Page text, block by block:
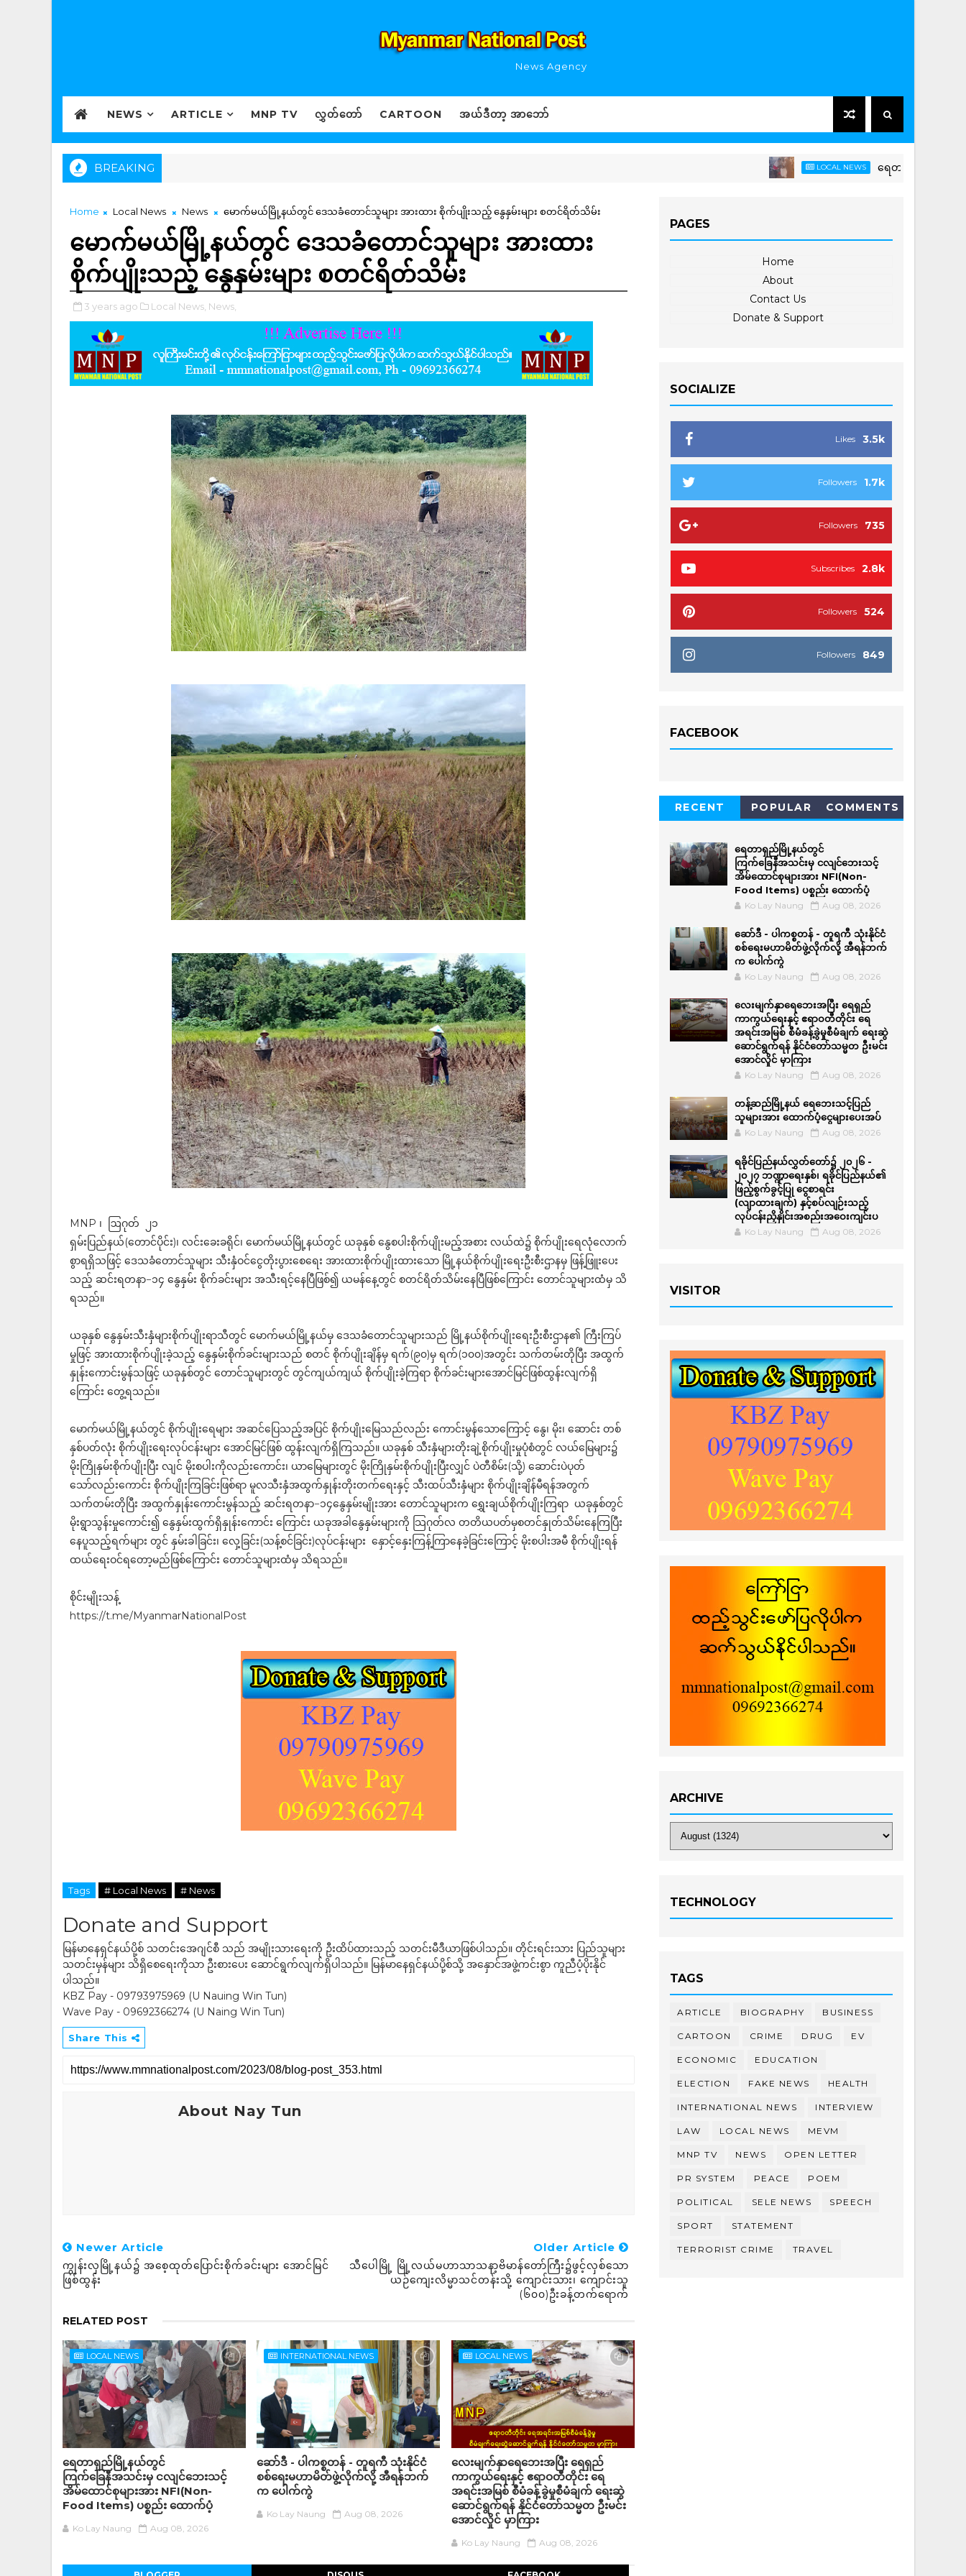
News Agency
NEWS ARTICLE MNP TV လွှတ်တော် CARTOON အယ်ဒီတာ့ အာဘော်
BREAKING LOCAL NEWS ရေတာရှည်မြို့နယ်တွင် ကြက်ခြ
Home Local News News မောက်မယ်မြို့နယ်တွင် ဒေသခံတောင်သူများ အားထား စိုက်ပျိုးသည့် နွေနှမ်းများ စတင်ရိတ်သိမ်း
မောက်မယ်မြို့နယ်တွင် ဒေသခံတောင်သူများ အားထား
စိုက်ပျိုးသည့် နွေနှမ်းများ စတင်ရိတ်သိမ်း
3 years ago Local News, News,
MNP ၊ ဩဂုတ် ၂၁
ရှမ်းပြည်နယ်(တောင်ပိုင်း)၊ လင်းခေးခရိုင်၊ မောက်မယ်မြို့နယ်တွင် ယခုနှစ် နွေစပါးစိုက်ပျိုးမည့်အစား လယ်ထဲ၌ စိုက်ပျိုးရေလုံလောက်
စွာရရှိသဖြင့် ဒေသခံတောင်သူများ သီးနှံဝင်ငွေတိုးပွားစေရေး အားထားစိုက်ပျိုးထားသော မြို့နယ်စိုက်ပျိုးရေးဦးစီးဌာနမှ ဖြန့်ဖြူးပေး
သည့် ဆင်းရတနာ−၁၄ နွေနှမ်း စိုက်ခင်းများ အသီးရင့်နေပြီဖြစ်၍ ယမန်နေ့တွင် စတင်ရိတ်သိမ်းနေပြီဖြစ်ကြောင်း တောင်သူများထံမှ သိ
ရသည်။
ယခုနှစ် နွေနှမ်းသီးနှံများစိုက်ပျိုးရာသီတွင် မောက်မယ်မြို့နယ်မှ ဒေသခံတောင်သူများသည် မြို့နယ်စိုက်ပျိုးရေးဦးစီးဌာန၏ ကြီးကြပ်
မှုဖြင့် အားထားစိုက်ပျိုးခဲ့သည့် နွေနှမ်းစိုက်ခင်းများသည် စတင် စိုက်ပျိုးချိန်မှ ရက်(၉၀)မှ ရက်(၁၀၀)အတွင်း သက်တမ်းတိုပြီး အထွက်
နှုန်းကောင်းမွန်သဖြင့် ယခုနှစ်တွင် တောင်သူများတွင် တွင်ကျယ်ကျယ် စိုက်ပျိုးခဲ့ကြရာ စိုက်ခင်းများအောင်မြင်ဖြစ်ထွန်းလျက်ရှိ
ကြောင်း တွေ့ရသည်။
မောက်မယ်မြို့နယ်တွင် စိုက်ပျိုးရေများ အဆင်ပြေသည့်အပြင် စိုက်ပျိုးမြေသည်လည်း ကောင်းမွန်သောကြောင့် နွေ၊ မိုး၊ ဆောင်း တစ်
နှစ်ပတ်လုံး စိုက်ပျိုးရေးလုပ်ငန်းများ အောင်မြင်ဖြစ် ထွန်းလျက်ရှိကြသည်။ ယခုနှစ် သီးနှံများတိုးချဲ့စိုက်ပျိုးမှုပုံစံတွင် လယ်မြေများ၌
မိုးကြိုနှမ်းစိုက်ပျိုးပြီး လျင် မိုးစပါးကိုလည်းကောင်း၊ ယာမြေများတွင် မိုးကြိုနှမ်းစိုက်ပျိုးပြီးလျှင် ပဲတီစိမ်း(သို့) ဆောင်းပဲပုတ်
သော်လည်းကောင်း စိုက်ပျိုးကြခြင်းဖြစ်ရာ မူလသီးနှံအထွက်နှုန်းတိုးတက်ရေးနှင့် သီးထပ်သီးနှံများ စိုက်ပျိုးချိန်မီရန်အတွက်
သက်တမ်းတိုပြီး အထွက်နှုန်းကောင်းမွန်သည့် ဆင်းရတနာ−၁၄နွေနှမ်းမျိုးအား တောင်သူများက ရွှေးချယ်စိုက်ပျိုးကြရာ ယခုနှစ်တွင်
မိုးရွာသွန်းမှုကောင်း၍ နွေနှမ်းထွက်ရှိနှုန်းကောင်း ကြောင်း ယခုအခါနွေနှမ်းများကို သြဂုတ်လ တတိယပတ်မှစတင်နှုတ်သိမ်းနေကြပြီး
နေပူသည့်ရက်များ တွင် နှမ်းခါခြင်း၊ လှေ့ခြင်း(သန့်စင်ခြင်း)လုပ်ငန်းများ နှောင့်နှေးကြန့်ကြာနေခဲ့ခြင်းကြောင့် မိုးစပါးအမီ စိုက်ပျိုးရန်
ထယ်ရေးဝင်ရတော့မည်ဖြစ်ကြောင်း တောင်သူများထံမှ သိရသည်။
စိုင်းမျိုးသန့်
https://t.me/MyanmarNationalPost
Tags # Local News # News
Donate and Support
မြန်မာနေရှင်နယ်ပို့စ် သတင်းအေဂျင်စီ သည် အမျိုးသားရေးကို ဦးထိပ်ထားသည့် သတင်းမီဒီယာဖြစ်ပါသည်။ တိုင်းရင်းသား ပြည်သူများ
သတင်းမှန်များ သိရှိစေရေးကိုသာ ဦးစားပေး ဆောင်ရွက်လျက်ရှိပါသည်။ မြန်မာနေရှင်နယ်ပို့စ်သို့ အနှောင်အဖွဲ့ကင်းစွာ ကူညီပံ့ပိုးနိုင်
ပါသည်။
KBZ Pay - 09793975969 (U Nauing Win Tun)
Wave Pay - 09692366274 (U Naing Win Tun)
Share This
About Nay Tun
Newer Article
ကျွန်းလှမြို့နယ်၌ အစေ့ထုတ်ပြောင်းစိုက်ခင်းများ အောင်မြင်
ဖြစ်ထွန်း
Older Article
သီပေါမြို့ မြို့လယ်မဟာသာသနာ့ဗိမာန်တော်ကြီး၌ဖွင့်လှစ်သော
ယဉ်ကျေးလိမ္မာသင်တန်းသို့ ကျောင်းသား၊ ကျောင်းသူ
(၆၀၀)ဦးခန့်တက်ရောက်
RELATED POST
LOCAL NEWS
ရေတာရှည်မြို့နယ်တွင်
ကြက်ခြေနီအသင်းမှ ငလျင်ဘေးသင့်
အိမ်‌ထောင်စုများအား NFI(Non-
Food Items) ပစ္စည်း ထောက်ပံ့
Ko Lay Naung Aug 08, 2026
INTERNATIONAL NEWS
ဆော်ဒီ - ပါကစ္စတန် - တူရကီ သုံးနိုင်ငံ
စစ်ရေးမဟာမိတ်ဖွဲ့လိုက်လို့ အီရန်ဘက်
က ပေါက်ကွဲ
Ko Lay Naung Aug 08, 2026
LOCAL NEWS
လေးမျက်နှာရေဘေးအပြီး ရေရှည်
ကာကွယ်ရေးနှင့် ဧရာဝတီတိုင်း ရေ
အရင်းအမြစ် စီမံခန့်ခွဲမှုစီမံချက် ရေးဆွဲ
ဆောင်ရွက်ရန် နိုင်ငံတော်သမ္မတ ဦးမင်း
အောင်လှိုင် မှာကြား
Ko Lay Naung Aug 08, 2026
PAGES
Home
About
Contact Us
Donate & Support
SOCIALIZE
3.5k
Likes
1.7k
Followers
735
Followers
2.8k
Subscribes
524
Followers
849
Followers
FACEBOOK
RECENT POPULAR COMMENTS
ရေတာရှည်မြို့နယ်တွင်
ကြက်ခြေနီအသင်းမှ ငလျင်ဘေးသင့်
အိမ်‌ထောင်စုများအား NFI(Non-
Food Items) ပစ္စည်း ထောက်ပံ့
Ko Lay Naung Aug 08, 2026
ဆော်ဒီ - ပါကစ္စတန် - တူရကီ သုံးနိုင်ငံ
စစ်ရေးမဟာမိတ်ဖွဲ့လိုက်လို့ အီရန်ဘက်
က ပေါက်ကွဲ
Ko Lay Naung Aug 08, 2026
လေးမျက်နှာရေဘေးအပြီး ရေရှည်
ကာကွယ်ရေးနှင့် ဧရာဝတီတိုင်း ရေ
အရင်းအမြစ် စီမံခန့်ခွဲမှုစီမံချက် ရေးဆွဲ
ဆောင်ရွက်ရန် နိုင်ငံတော်သမ္မတ ဦးမင်း
အောင်လှိုင် မှာကြား
Ko Lay Naung Aug 08, 2026
တန့်ဆည်မြို့နယ် ရေဘေးသင့်ပြည်
သူများအား ထောက်ပံ့ငွေများပေးအပ်
Ko Lay Naung Aug 08, 2026
ရခိုင်ပြည်နယ်လွှတ်တော်၌ ၂၀၂၆ -
၂၀၂၇ ဘဏ္ဍာရေးနှစ်၊ ရခိုင်ပြည်နယ်၏
ဖြည့်စွက်ခွင့်ပြု ငွေစာရင်း
(လျာထားချက်) နှင့်စပ်လျဉ်းသည့်
လုပ်ငန်းညှိနှိုင်းအစည်းအဝေးကျင်းပ
Ko Lay Naung Aug 08, 2026
VISITOR
ARCHIVE
TECHNOLOGY
TAGS
ARTICLE BIOGRAPHY BUSINESS
CARTOON CRIME DRUG EV
ECONOMIC EDUCATION
ELECTION FAKE NEWS HEALTH
INTERNATIONAL NEWS INTERVIEW
LAW LOCAL NEWS MEVM
MNP TV NEWS OPEN LETTER
PR SYSTEM PEACE POEM
POLITICAL SELE NEWS SPEECH
SPORT STATEMENT
TERRORIST CRIME TRAVEL